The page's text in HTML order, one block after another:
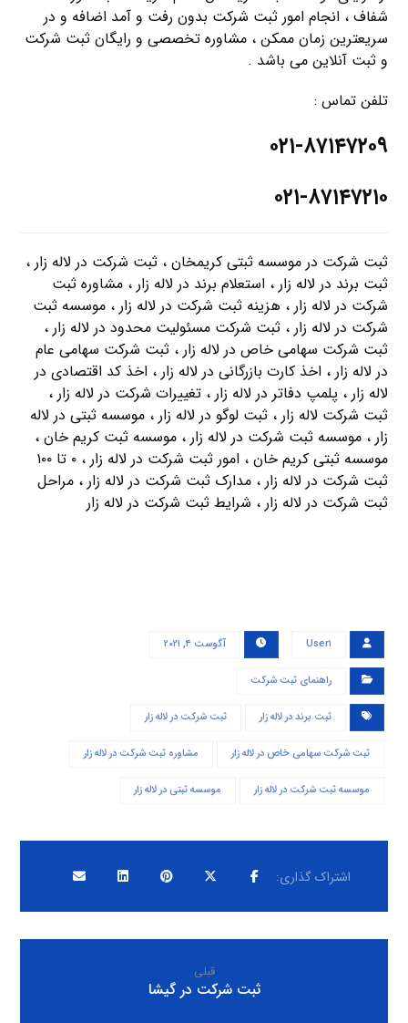
شفاف ، انجام امور ثبت شرکت بدون رفت و آمد اضافه و در
سریعترین زمان ممکن ، مشاوره تخصصی و رایگان ثبت شرکت
و ثبت آنلاین می باشد .
تلفن تماس :
۰۲۱-۸۷۱۴۷۲۰۹
۰۲۱-۸۷۱۴۷۲۱۰
ثبت شرکت در موسسه ثبتی کریمخان ، ثبت شرکت در لاله زار ،
ثبت برند در لاله زار ، استعلام برند در لاله زار ، مشاوره ثبت
شرکت در لاله زار ، هزینه ثبت شرکت در لاله زار ، موسسه ثبت
شرکت در لاله زار ، ثبت شرکت مسئولیت محدود در لاله زار ،
ثبت شرکت سهامی خاص در لاله زار ، ثبت شرکت سهامی عام
در لاله زار ، اخذ کارت بازرگانی در لاله زار ، اخذ کد اقتصادی در
لاله زار ، پلمپ دفاتر در لاله زار ، تغییرات شرکت در لاله زار ،
ثبت شرکت لاله زار ، ثبت لوگو در لاله زار ، موسسه ثبتی در لاله
زار ، موسسه ثبت شرکت در لاله زار ، موسسه ثبت کریم خان ،
موسسه ثبتی کریم خان ، امور ثبت شرکت در لاله زار ، ۰ تا ۱۰۰
ثبت شرکت در لاله زار ، مدارک ثبت شرکت در لاله زار ، مراحل
ثبت شرکت در لاله زار ، شرایط ثبت شرکت در لاله زار
User۱ آگوست ۴, ۲۰۲۱
راهنمای ثبت شرکت
ثبت برند در لاله زار ثبت شرکت در لاله زار
ثبت شرکت سهامی خاص در لاله زار مشاوره ثبت شرکت در لاله زار
موسسه ثبت شرکت در لاله زار موسسه ثبتی در لاله زار
قبلی
ثبت شرکت در گیشا